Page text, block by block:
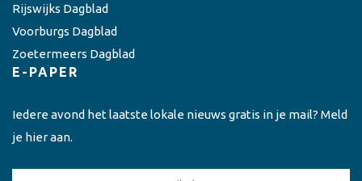
Rijswijks Dagblad
Voorburgs Dagblad
Zoetermeers Dagblad
E-PAPER
Iedere avond het laatste lokale nieuws gratis in je mail? Meld
je hier aan.